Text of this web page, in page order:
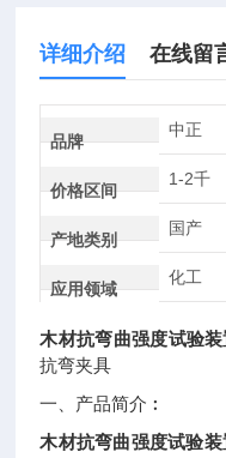
详细介绍 在线留
品牌
中正
价格区间
1-2千
产地类别
国产
应用领域
化工
木材抗弯曲强度试验装
抗弯夹具
一、 产品简介︰
木材抗弯曲强度试验装